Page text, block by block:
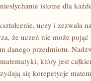
istotne dla
uczy i zezwala
że uczeń nie może
danego przedmiotu.
który jest
się korepetycje